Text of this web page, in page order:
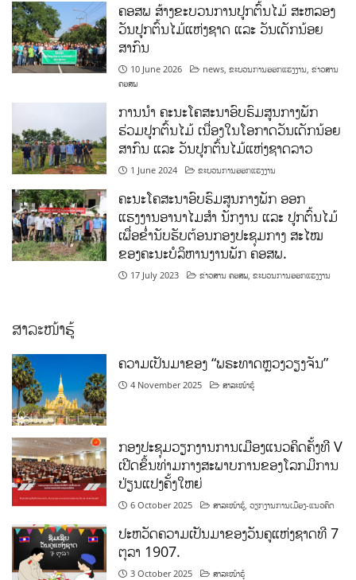
ຄອສພ ສ້າງຂະບວນການປູກຕົ້ນໄມ້ ສະຫລອງ
ວັນປູກຕົ້ນໄມ້ແຫ່ງຊາດ ແລະ ວັນເດັກນ້ອຍ
ສາກົນ
10 June 2026 news,ຂະບວນການອອກແຮງງານ,ຂ່າວສານ
ຄອສພ
ການນໍາ ຄະນະໂຄສະນາອົບຮົມສູນກາງພັກ
ຮ່ວມປູກຕົ້ນໄມ້ ເນື່ອງໃນໂອກາດວັນເດັກນ້ອຍ
ສາກົນ ແລະ ວັນປູກຕົ້ນໄມ້ແຫ່ງຊາດລາວ
1 June 2024 ຂະບວນການອອກແຮງງານ
ຄະນະໂຄສະນາອົບຮົມສູນກາງພັກ ອອກ
ແຮງງານອານາໄມສໍາ ນັກງານ ແລະ ປູກຕົ້ນໄມ້
ເພື່ອຂໍ່ານັບຮັບຕ້ອນກອງປະຊຸມກາງ ສະໄໝ
ຂອງຄະນະບໍລິຫານງານພັກ ຄອສພ.
17 July 2023 ຂ່າວສານ ຄອສພ,ຂະບວນການອອກແຮງງານ
ສາລະໜ້າຮູ້
ຄວາມເປັນມາຂອງ “ພຣະທາດຫຼວງວຽງຈັນ”
4 November 2025 ສາລະໜ້າຮູ້
ກອງປະຊຸມວຽກງານການເມືອງແນວຄິດຄັ້ງທີ V
ເປີດຂຶ້ນທ່າມກາງສະພາບການຂອງໂລກມີການ
ປ່ຽນແປງຄັ້ງໃຫຍ່
6 October 2025 ສາລະໜ້າຮູ້ ,ວຽກງານການເມືອງ-ແນວຄິດ
ປະຫວັດຄວາມເປັນມາຂອງວັນຄູແຫ່ງຊາດທີ 7
ຕຸລາ 1907.
3 October 2025 ສາລະໜ້າຮູ້